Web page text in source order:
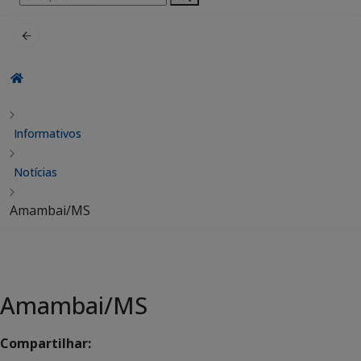
por:
Informativos
Notícias
Amambai/MS
Amambai/MS
Compartilhar: